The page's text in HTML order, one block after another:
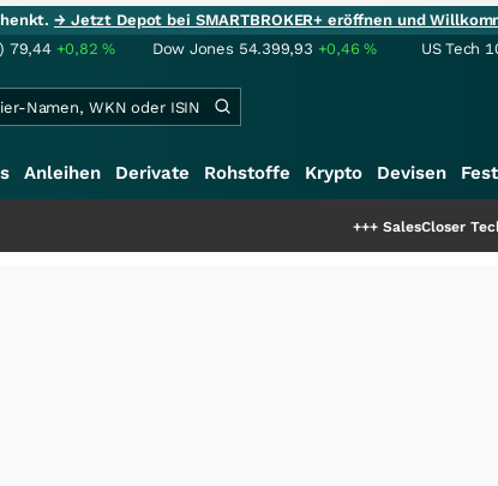
→ Jetzt Depot bei SMARTBROKER+ eröffnen und
79,44 +0,82% Dow Jones 54.399,93 +0,46% US Tech
Anleihen Derivate Rohstoffe Krypto Devisen
SalesCloser Technologies: